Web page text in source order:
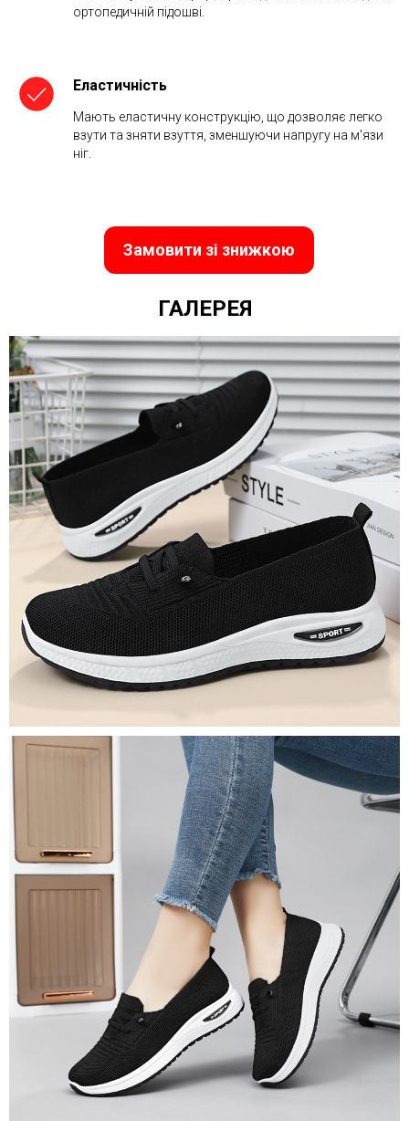
ортопедичній підошві.
Еластичність
Мають еластичну конструкцію, що дозволяє легко
взути та зняти взуття, зменшуючи напругу на м'язи
ніг.
Замовити зі знижкою
ГАЛЕРЕЯ